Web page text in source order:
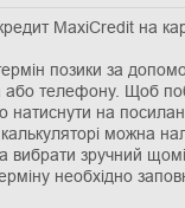
MaxiCredit на
позики за
або телефону. Щоб
натиснути на
можна
вибрати зручний
необхідно